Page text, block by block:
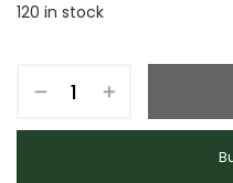
120 in stock